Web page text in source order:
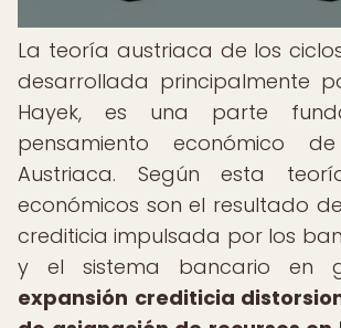
La teoría austriaca de los
desarrollada principalmente
Hayek, es una parte
pensamiento económico
Austriaca. Según esta
económicos son el resultado
crediticia impulsada por los
y el sistema bancario en
expansión crediticia